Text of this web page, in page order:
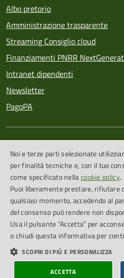
Albo pretorio
Amministrazione trasparente
Streaming Consiglio cloud
Finanziamenti PNRR
Intranet dipendenti
Newsletter
PagoPA
Feed RSS
Cookie Policy
Credits
Dichiarazione di
Obiettivi accessibilità
Noi e terze parti selezionate
per finalità tecniche e, con il tuo
come specificato nellacookie policy.
Puoi liberamente prestare, rifiutare
qualsiasi momento, accedendo al
del consenso può rendere non
Usa il pulsante “Accetta” per
o chiudi questa informativa per
SCOPRI DI PIÙ E PERSONALIZZA
ACCETTA